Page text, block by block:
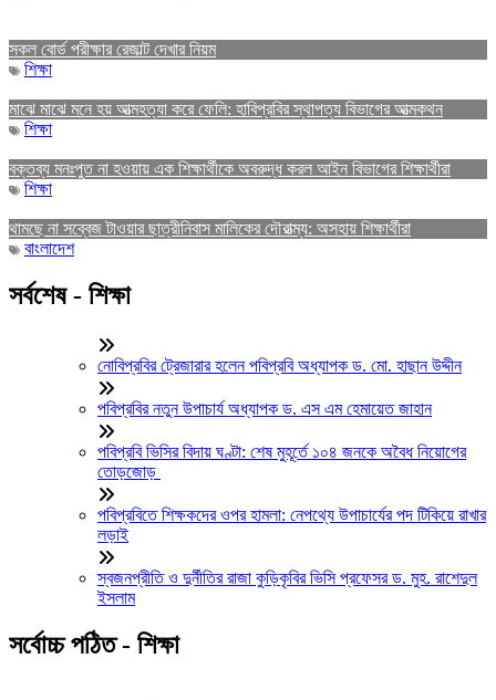
সকল বোর্ড পরীক্ষার রেজাল্ট দেখার নিয়ম
শিক্ষা
মাঝে মাঝে মনে হয় আত্মহত্যা করে ফেলি: হাবিপ্রবির স্থাপত্য বিভাগের আত্মকথন
শিক্ষা
বক্তব্য মনঃপুত না হওয়ায় এক শিক্ষার্থীকে অবরুদ্ধ করল আইন বিভাগের শিক্ষার্থীরা
শিক্ষা
থামছে না সব্বেজ টাওয়ার ছাত্রীনিবাস মালিকের দৌরাত্ম্য: অসহায় শিক্ষার্থীরা
বাংলাদেশ
সর্বশেষ - শিক্ষা
নোবিপ্রবির ট্রেজারার হলেন পবিপ্রবি অধ্যাপক ড. মো. হাছান উদ্দীন
পবিপ্রবির নতুন উপাচার্য অধ্যাপক ড. এস এম হেমায়েত জাহান
পবিপ্রবি ভিসির বিদায় ঘণ্টা: শেষ মুহূর্তে ১০৪ জনকে অবৈধ নিয়োগের
তোড়জোড়
পবিপ্রবিতে শিক্ষকদের ওপর হামলা: নেপথ্যে উপাচার্যের পদ টিকিয়ে রাখার
লড়াই
স্বজনপ্রীতি ও দুর্নীতির রাজা কুড়িকৃবির ভিসি প্রফেসর ড. মুহ. রাশেদুল
ইসলাম
সর্বোচ্চ পঠিত - শিক্ষা